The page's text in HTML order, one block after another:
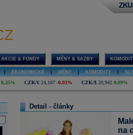
AKCIE & FONDY MĚNY & SAZBY
EKONOMICKÉ MĚNY KOMODITY
0,25% CZK/€ 24,167 -0,03% CZK/$ 20,942 0,09%
Detail - články
na